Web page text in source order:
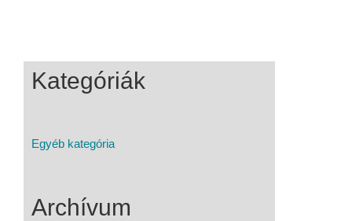
Kategóriák
Egyéb kategória
Archívum